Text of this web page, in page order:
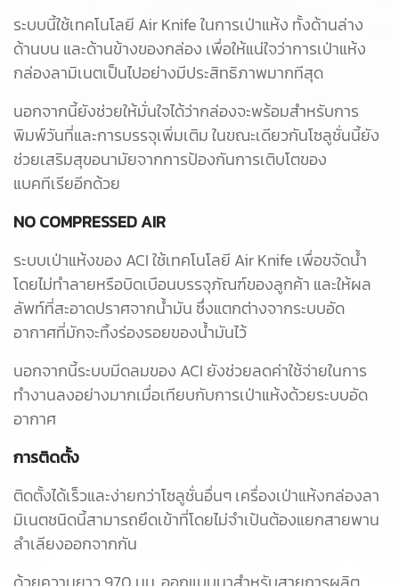
ระบบนี้ใช้เทคโนโลยี Air Knife ในการเป่าแห้ง ทั้งด้านล่าง
ด้านบน และด้านข้างของกล่อง เพื่อให้แน่ใจว่าการเป่าแห้ง
กล่องลามิเนตเป็นไปอย่างมีประสิทธิภาพมากทีสุด
นอกจากนี้ยังช่วยให้มั่นใจได้ว่ากล่องจะพร้อมสำหรับการ
พิมพ์วันที่และการบรรจุเพิ่มเติม ในขณะเดียวกันโซลูชั่นนี้ยัง
ช่วยเสริมสุขอนามัยจากการป้องกันการเติบโตของ
แบคทีเรียอีกด้วย
NO COMPRESSED AIR
ระบบเป่าแห้งของ ACI ใช้เทคโนโลยี Air Knife เพื่อขจัดน้ำ
โดยไม่ทำลายหรือบิดเบือนบรรจุภัณฑ์ของลูกค้า และให้ผล
ลัพท์ที่สะอาดปราศจากน้ำมัน ซึ่งแตกต่างจากระบบอัด
อากาศที่มักจะทิ้งร่องรอยของน้ำมันไว้
นอกจากนี้ระบบมีดลมของ ACI ยังช่วยลดค่าใช้จ่ายในการ
ทำงานลงอย่างมากเมื่อเทียบกับการเป่าแห้งด้วยระบบอัด
อากาศ
การติดตั้ง
ติดตั้งได้เร็วและง่ายกว่าโซลูชั่นอื่นๆ เครื่องเป่าแห้งกล่องลา
มิเนตชนิดนี้สามารถยึดเข้าที่โดยไม่จำเป้นต้องแยกสายพาน
ลำเลียงออกจากกัน